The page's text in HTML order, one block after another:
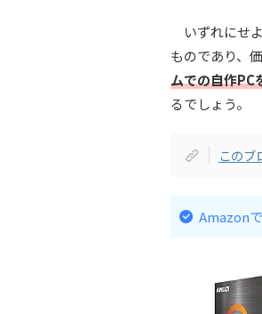
いずれにせ
ものであり、
ムでの自作PC
るでしょう。
このブ
Amazon